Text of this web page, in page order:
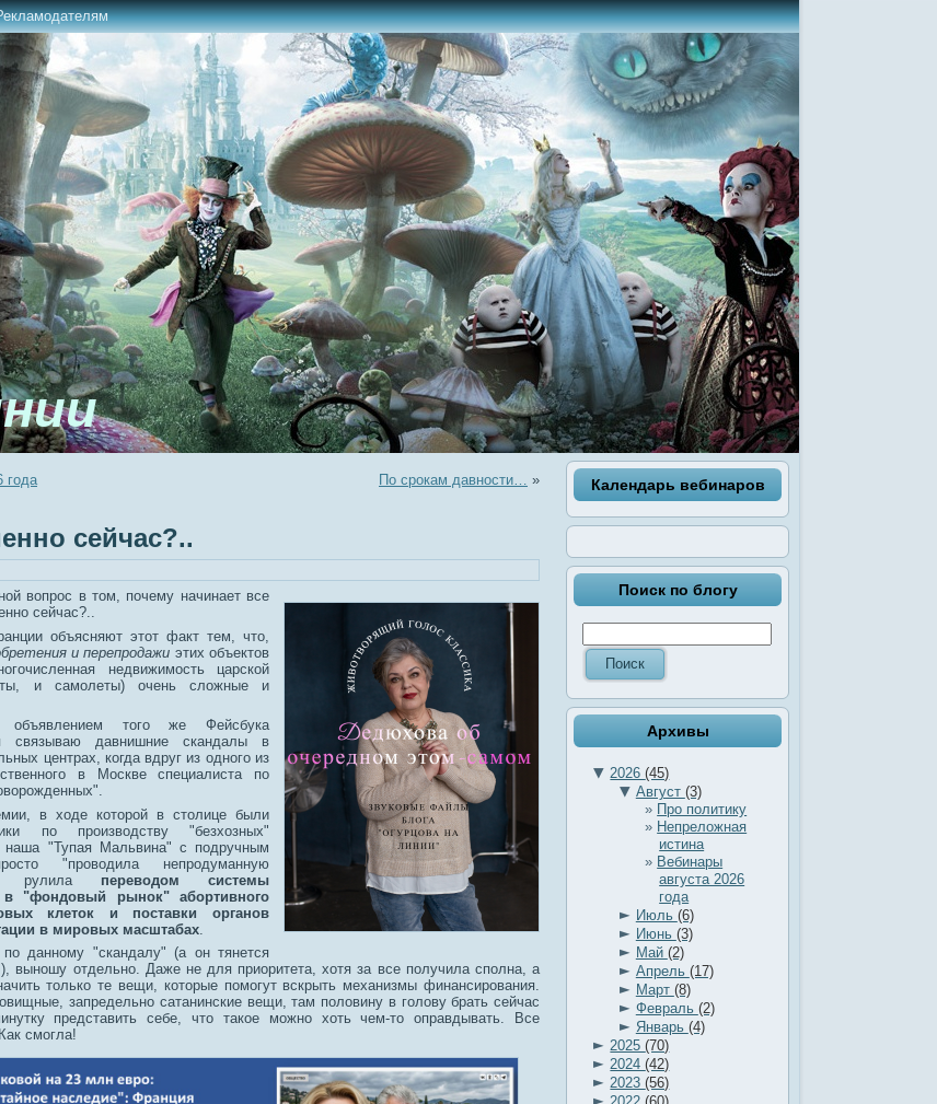
года По срокам давности… »
сейчас?..
вопрос в том, почему начинает все
сейчас?..
объясняют этот факт тем, что,
и перепродажи этих объектов
недвижимость царской
и самолеты) очень сложные и
того же Фейсбука
связываю давнишние скандалы в
центрах, когда вдруг из одного из
в Москве специалиста по
в ходе которой в столице были
по производству "безхозных"
наша "Тупая Мальвина" с подручным
"проводила непродуманную
а рулила переводом системы
в "фондовый рынок" абортивного
клеток и поставки органов
в мировых масштабах
данному "скандалу" (а он тянется
выношу отдельно. Даже не для приоритета, хотя за все получила сполна, а
только те вещи, которые помогут вскрыть механизмы финансирования.
запредельно сатанинские вещи, там половину в голову брать сейчас
представить себе, что такое можно хоть чем-то оправдывать. Все
смогла!
Календарь вебинаров
Поиск по блогу
Архивы
▼ 2026(45)
▼ Август (3)
Про политику
Непреложная
истина
Вебинары
августа 2026
года
► Июль (6)
► Июнь (3)
► Май (2)
► Апрель (17)
► Март (8)
► Февраль (2)
► Январь (4)
► 2025(70)
► 2024(42)
► 2023(56)